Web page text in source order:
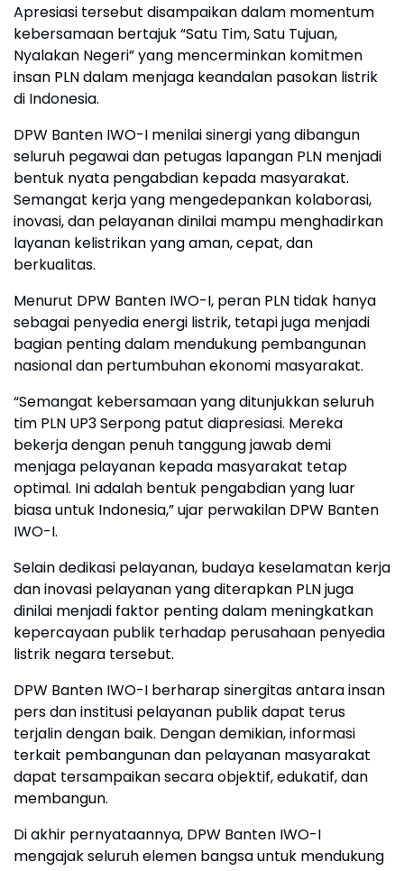
Apresiasi tersebut disampaikan dalam momentum
kebersamaan bertajuk “Satu Tim, Satu Tujuan,
Nyalakan Negeri” yang mencerminkan komitmen
insan PLN dalam menjaga keandalan pasokan listrik
di Indonesia.
DPW Banten IWO-I menilai sinergi yang dibangun
seluruh pegawai dan petugas lapangan PLN menjadi
bentuk nyata pengabdian kepada masyarakat.
Semangat kerja yang mengedepankan kolaborasi,
inovasi, dan pelayanan dinilai mampu menghadirkan
layanan kelistrikan yang aman, cepat, dan
berkualitas.
Menurut DPW Banten IWO-I, peran PLN tidak hanya
sebagai penyedia energi listrik, tetapi juga menjadi
bagian penting dalam mendukung pembangunan
nasional dan pertumbuhan ekonomi masyarakat.
“Semangat kebersamaan yang ditunjukkan seluruh
tim PLN UP3 Serpong patut diapresiasi. Mereka
bekerja dengan penuh tanggung jawab demi
menjaga pelayanan kepada masyarakat tetap
optimal. Ini adalah bentuk pengabdian yang luar
biasa untuk Indonesia,” ujar perwakilan DPW Banten
IWO-I.
Selain dedikasi pelayanan, budaya keselamatan kerja
dan inovasi pelayanan yang diterapkan PLN juga
dinilai menjadi faktor penting dalam meningkatkan
kepercayaan publik terhadap perusahaan penyedia
listrik negara tersebut.
DPW Banten IWO-I berharap sinergitas antara insan
pers dan institusi pelayanan publik dapat terus
terjalin dengan baik. Dengan demikian, informasi
terkait pembangunan dan pelayanan masyarakat
dapat tersampaikan secara objektif, edukatif, dan
membangun.
Di akhir pernyataannya, DPW Banten IWO-I
mengajak seluruh elemen bangsa untuk mendukung